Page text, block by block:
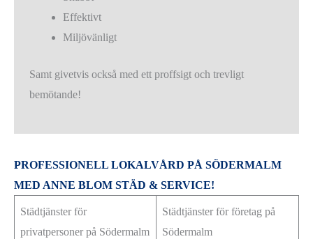
Effektivt
Miljövänligt
Samt givetvis också med ett proffsigt och trevligt
bemötande!
PROFESSIONELL LOKALVÅRD PÅ SÖDERMALM
MED ANNE BLOM STÄD & SERVICE!
Städtjänster för
privatpersoner på Södermalm
Städtjänster för företag på
Södermalm